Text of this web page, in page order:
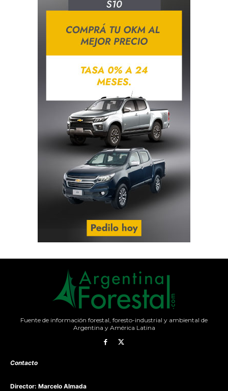
Fuente de información forestal, foresto-industrial y ambiental de
Argentina y América Latina
Contacto
Director: Marcelo Almada